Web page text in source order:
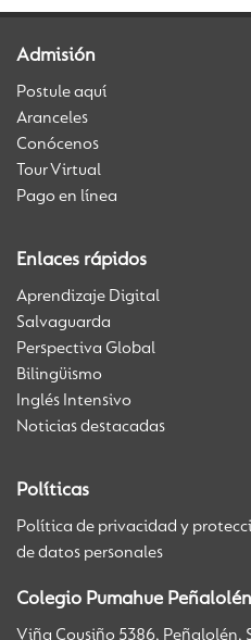
Admisión
Postule aquí
Aranceles
Conócenos
Tour Virtual
Pago en línea
Enlaces rápidos
Aprendizaje Digital
Salvaguarda
Perspectiva Global
Bilingüismo
Inglés Intensivo
Noticias destacadas
Políticas
Política de privacidad y
de datos personales
Colegio Pumahue Peñalolén
Viña Cousiño 5386, Peñalolén,